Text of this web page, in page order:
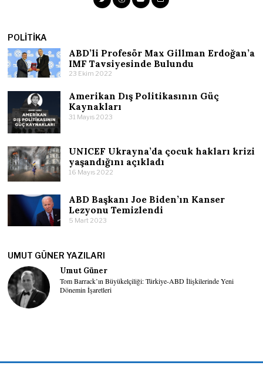
POLITIKA
ABD’li Profesör Max Gillman Erdoğan’a
IMF Tavsiyesinde Bulundu
23 Ekim 2022
Amerikan Dış Politikasının Güç
Kaynakları
31 Mayıs 2023
UNICEF Ukrayna’da çocuk hakları krizi
yaşandığını açıkladı
16 Mayıs 2022
ABD Başkanı Joe Biden’ın Kanser
Lezyonu Temizlendi
5 Mart 2023
UMUT GÜNER YAZILARI
Umut Güner
Tom Barrack’ın Büyükelçiliği: Türkiye-ABD İlişkilerinde Yeni
Dönemin İşaretleri